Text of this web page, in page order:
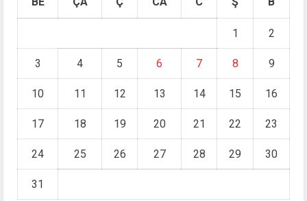
1 2
3 4 5 6 7 8 9
10 11 12 13 14 15 16
17 18 19 20 21 22 23
24 25 26 27 28 29 30
31